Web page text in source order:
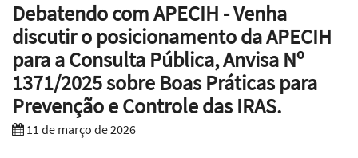
Debatendo com APECIH - Venha
discutir o posicionamento da APECIH
para a Consulta Pública, Anvisa Nº
1371/2025 sobre Boas Práticas para
Prevenção e Controle das IRAS.
11 de março de 2026